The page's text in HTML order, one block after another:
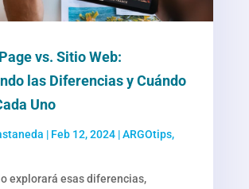
vs. Sitio Web:
las Diferencias y Cuándo
Uno
| Feb 12, 2024|ARGOtips,
explorará esas diferencias,